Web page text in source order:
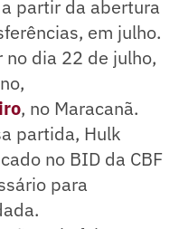
partir da abertura
em julho.
no dia 22 de julho,
, no Maracanã.
partida, Hulk
no BID da CBF
para